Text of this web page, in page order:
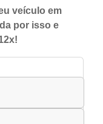
veículo em
por isso e